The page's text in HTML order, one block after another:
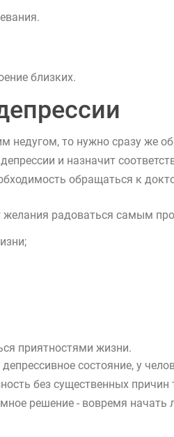
близких.
недугом, то нужно сразу же
и назначит
обращаться к
желания радоваться самым
приятностями жизни.
состояние, у
без существенных
решение - вовремя начать